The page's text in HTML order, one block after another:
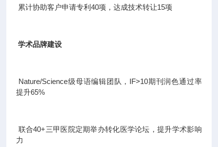
累计协助客户申请专利40项，达成技术转让15项
学术品牌建设
Nature/Science级母语编辑团队，IF>10期刊润色通过率
提升65%
联合40+三甲医院定期举办转化医学论坛，提升学术影响
力